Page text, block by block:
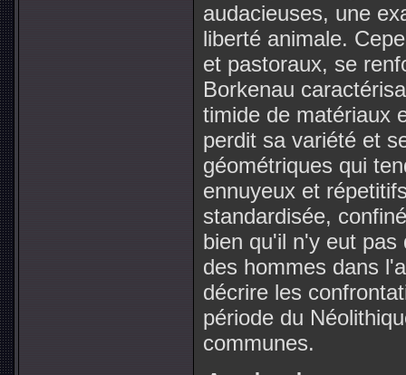
audacieuses, une
liberté animale.
et pastoraux, se
Borkenau
timide de matériaux
perdit sa variété et
géométriques qui
ennuyeux et
standardisée,
bien qu'il n'y eut
des hommes dans
décrire les
période du
communes.